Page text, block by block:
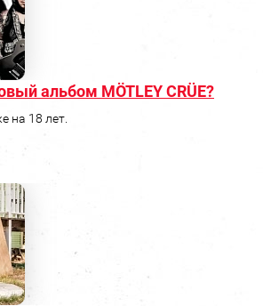
альбом MÖTLEY CRÜE?
на 18 лет.